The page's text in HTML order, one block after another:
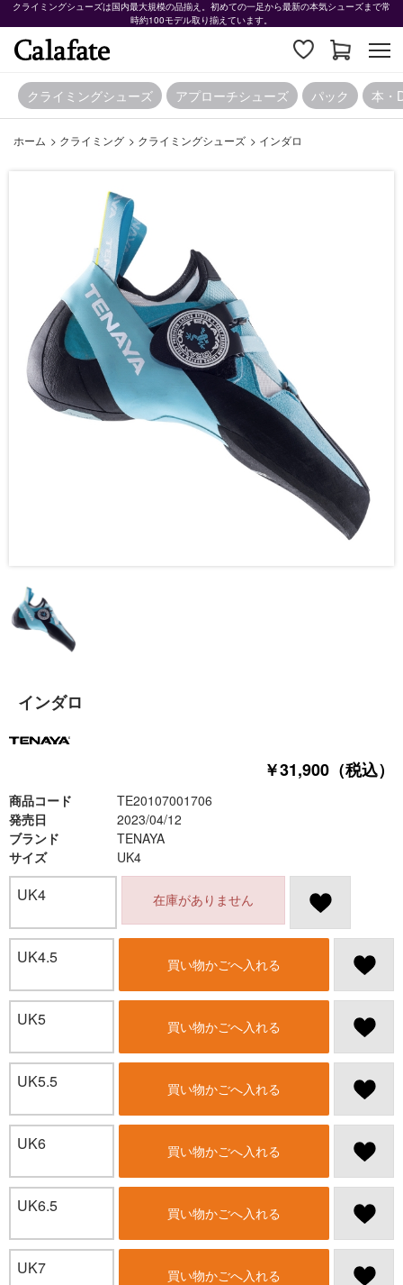
クライミングシューズは国内最大規模の品揃え。初めての一足から最新の本気シューズまで常
時約100モデル取り揃えています。
クライミングシューズ アプローチシューズ パック 本・
ホーム > クライミング > クライミングシューズ > インダロ
インダロ
￥31,900（税込）
商品コード
TE20107001706
発売日
2023/04/12
ブランド
TENAYA
サイズ
UK4
UK4 在庫がありません
UK4.5 買い物かごへ入れる
UK5 買い物かごへ入れる
UK5.5 買い物かごへ入れる
UK6 買い物かごへ入れる
UK6.5 買い物かごへ入れる
UK7 買い物かごへ入れる